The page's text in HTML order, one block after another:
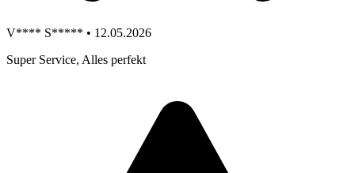
V**** S***** • 12.05.2026
Super Service, Alles perfekt